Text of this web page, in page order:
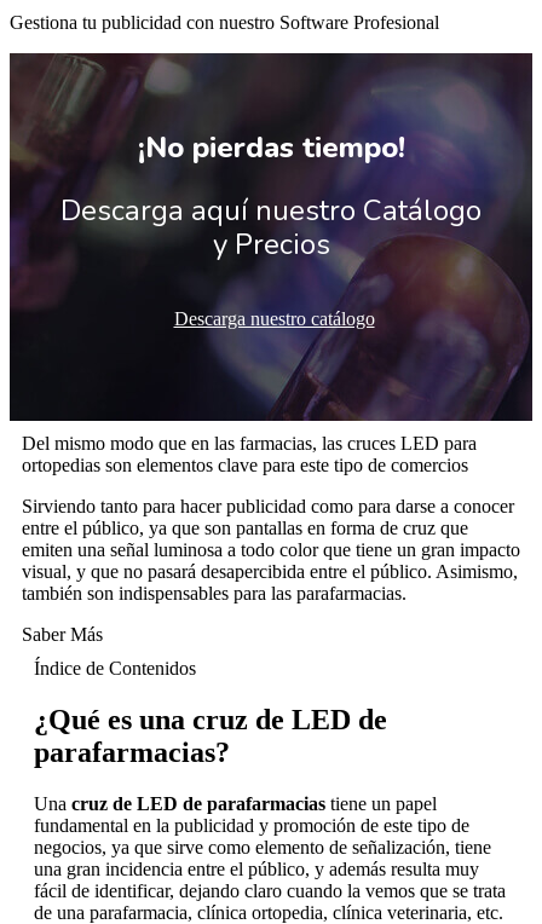
Gestiona tu publicidad con nuestro Software Profesional
¡No pierdas tiempo!
Descarga aquí nuestro Catálogo
y Precios
Descarga nuestro catálogo
Del mismo modo que en las farmacias, las cruces LED para
ortopedias son elementos clave para este tipo de comercios
Sirviendo tanto para hacer publicidad como para darse a conocer
entre el público, ya que son pantallas en forma de cruz que
emiten una señal luminosa a todo color que tiene un gran impacto
visual, y que no pasará desapercibida entre el público. Asimismo,
también son indispensables para las parafarmacias.
Saber Más
Índice de Contenidos
¿Qué es una cruz de LED de
parafarmacias?
Una cruz de LED de parafarmacias tiene un papel
fundamental en la publicidad y promoción de este tipo de
negocios, ya que sirve como elemento de señalización, tiene
una gran incidencia entre el público, y además resulta muy
fácil de identificar, dejando claro cuando la vemos que se trata
de una parafarmacia, clínica ortopedia, clínica veterinaria, etc.